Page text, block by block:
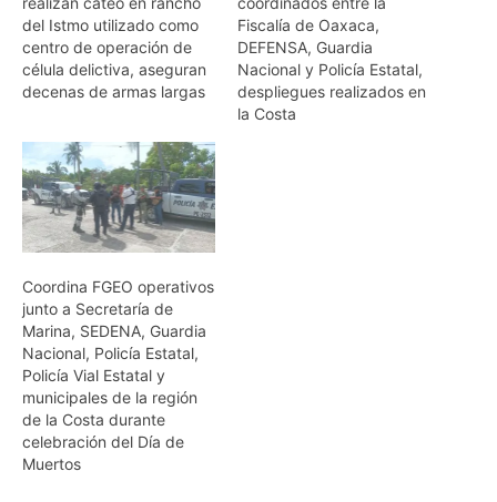
del Istmo utilizado como
centro de operación de
célula delictiva, aseguran
decenas de armas largas
Fiscalía de Oaxaca,
DEFENSA, Guardia
Nacional y Policía Estatal,
despliegues realizados en
la Costa
Coordina FGEO operativos
junto a Secretaría de
Marina, SEDENA, Guardia
Nacional, Policía Estatal,
Policía Vial Estatal y
municipales de la región
de la Costa durante
celebración del Día de
Muertos